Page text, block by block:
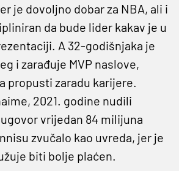
je dovoljno dobar za NBA, ali i
da bude lider kakav je u
A 32-godišnjaka je
i zarađuje MVP naslove,
propusti zaradu karijere.
2021. godine nudili
vrijedan 84 milijuna
zvučalo kao uvreda, jer je
biti bolje plaćen.